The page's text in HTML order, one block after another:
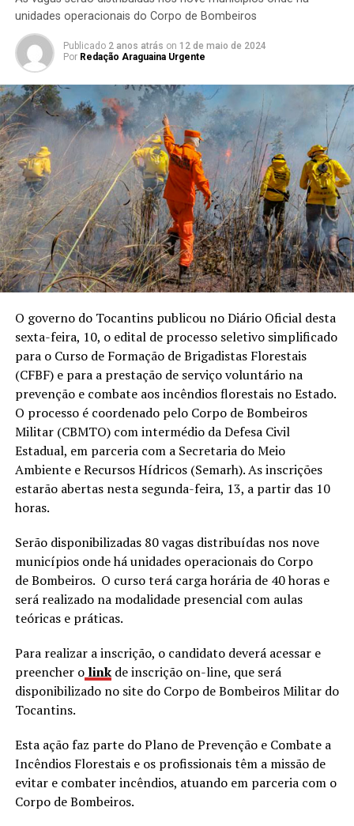
unidades operacionais do Corpo de Bombeiros
Publicado 2 anos atrás on 12 de maio de 2024
Por Redação Araguaina Urgente
O governo do Tocantins publicou no Diário Oficial desta
sexta-feira, 10, o edital de processo seletivo simplificado
para o Curso de Formação de Brigadistas Florestais
(CFBF) e para a prestação de serviço voluntário na
prevenção e combate aos incêndios florestais no Estado.
O processo é coordenado pelo Corpo de Bombeiros
Militar (CBMTO) com intermédio da Defesa Civil
Estadual, em parceria com a Secretaria do Meio
Ambiente e Recursos Hídricos (Semarh). As inscrições
estarão abertas nesta segunda-feira, 13, a partir das 10
horas.
Serão disponibilizadas 80 vagas distribuídas nos nove
municípios onde há unidades operacionais do Corpo
de Bombeiros. O curso terá carga horária de 40 horas e
será realizado na modalidade presencial com aulas
teóricas e práticas.
Para realizar a inscrição, o candidato deverá acessar e
preencher o linkde inscrição on-line, que será
disponibilizado no site do Corpo de Bombeiros Militar do
Tocantins.
Esta ação faz parte do Plano de Prevenção e Combate a
Incêndios Florestais e os profissionais têm a missão de
evitar e combater incêndios, atuando em parceria com o
Corpo de Bombeiros.